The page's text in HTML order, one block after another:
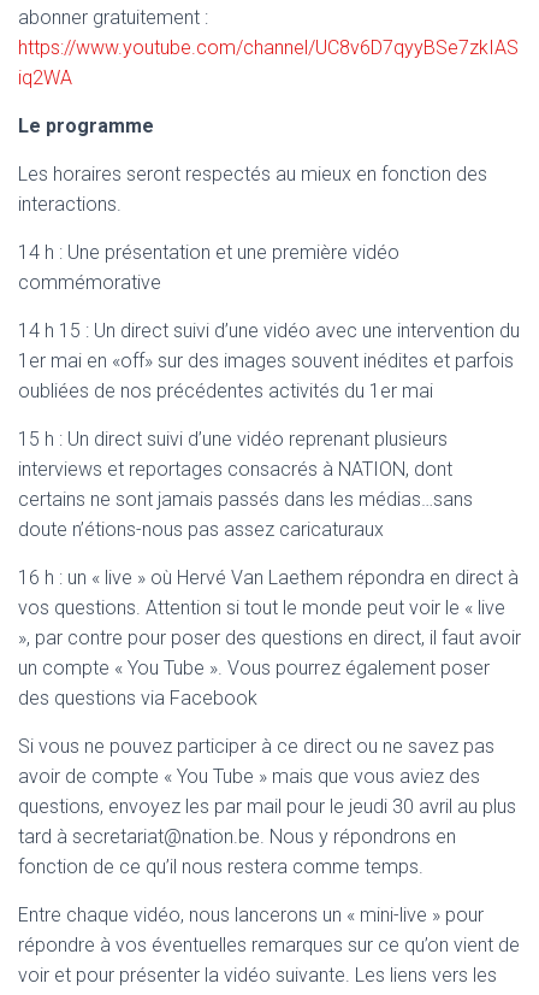
abonner gratuitement :
https://www.youtube.com/channel/UC8v6D7qyyBSe7zkIAS
iq2WA
Le programme
Les horaires seront respectés au mieux en fonction des
interactions.
14 h : Une présentation et une première vidéo
commémorative
14 h 15 : Un direct suivi d’une vidéo avec une intervention du
1er mai en «off» sur des images souvent inédites et parfois
oubliées de nos précédentes activités du 1er mai
15 h : Un direct suivi d’une vidéo reprenant plusieurs
interviews et reportages consacrés à NATION, dont
certains ne sont jamais passés dans les médias…sans
doute n’étions-nous pas assez caricaturaux
16 h : un « live » où Hervé Van Laethem répondra en direct à
vos questions. Attention si tout le monde peut voir le « live
», par contre pour poser des questions en direct, il faut avoir
un compte « You Tube ». Vous pourrez également poser
des questions via Facebook
Si vous ne pouvez participer à ce direct ou ne savez pas
avoir de compte « You Tube » mais que vous aviez des
questions, envoyez les par mail pour le jeudi 30 avril au plus
tard à secretariat@nation.be. Nous y répondrons en
fonction de ce qu’il nous restera comme temps.
Entre chaque vidéo, nous lancerons un « mini-live » pour
répondre à vos éventuelles remarques sur ce qu’on vient de
voir et pour présenter la vidéo suivante. Les liens vers les